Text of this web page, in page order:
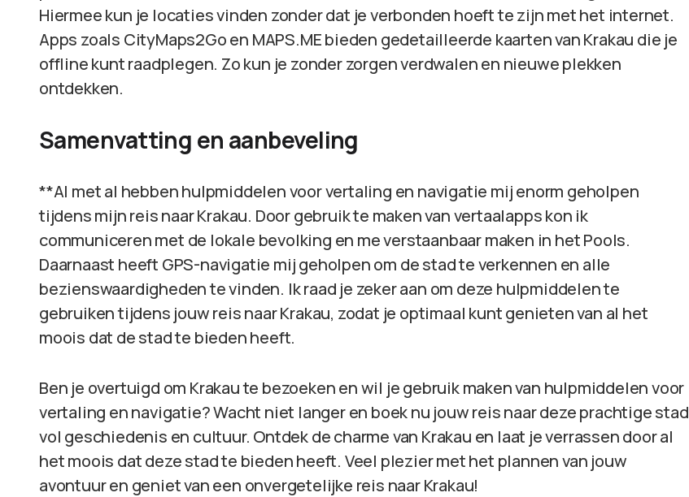
Hiermee kun je locaties vinden zonder dat je verbonden hoeft te zijn met het internet.
Apps zoals CityMaps2Go en MAPS.ME bieden gedetailleerde kaarten van Krakau die je
offline kunt raadplegen. Zo kun je zonder zorgen verdwalen en nieuwe plekken
ontdekken.
Samenvatting en aanbeveling
**Al met al hebben hulpmiddelen voor vertaling en navigatie mij enorm geholpen
tijdens mijn reis naar Krakau. Door gebruik te maken van vertaalapps kon ik
communiceren met de lokale bevolking en me verstaanbaar maken in het Pools.
Daarnaast heeft GPS-navigatie mij geholpen om de stad te verkennen en alle
bezienswaardigheden te vinden. Ik raad je zeker aan om deze hulpmiddelen te
gebruiken tijdens jouw reis naar Krakau, zodat je optimaal kunt genieten van al het
moois dat de stad te bieden heeft.
Ben je overtuigd om Krakau te bezoeken en wil je gebruik maken van hulpmiddelen voor
vertaling en navigatie? Wacht niet langer en boek nu jouw reis naar deze prachtige stad
vol geschiedenis en cultuur. Ontdek de charme van Krakau en laat je verrassen door al
het moois dat deze stad te bieden heeft. Veel plezier met het plannen van jouw
avontuur en geniet van een onvergetelijke reis naar Krakau!